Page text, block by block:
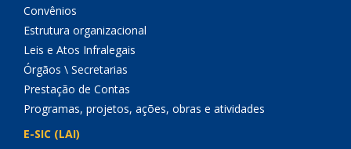
Convênios
Estrutura organizacional
Leis e Atos Infralegais
Órgãos \ Secretarias
Prestação de Contas
Programas, projetos, ações, obras e atividades
E-SIC (LAI)